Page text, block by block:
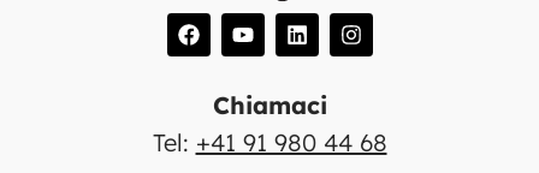
Chiamaci
Tel: +41 91 980 44 68